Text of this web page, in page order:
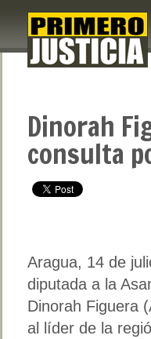
Dinorah
consulta
Aragua, 14 de
diputada a la
Dinorah Figuera
al líder de la